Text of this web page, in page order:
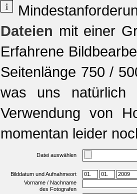
Dateien mit einer
Erfahrene
Seitenlänge 750 /
was uns natürlich
Verwendung von
momentan leider
Datei auswählen
Bilddatum und Aufnahmeort
Vorname / Nachname
des Fotografen